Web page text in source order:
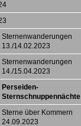
Sternenwanderungen
13./14.02.2023
Sternenwanderungen
14./15.04.2023
Perseiden-
Sternschnuppennächte
Sterne über Kommern
24.09.2023